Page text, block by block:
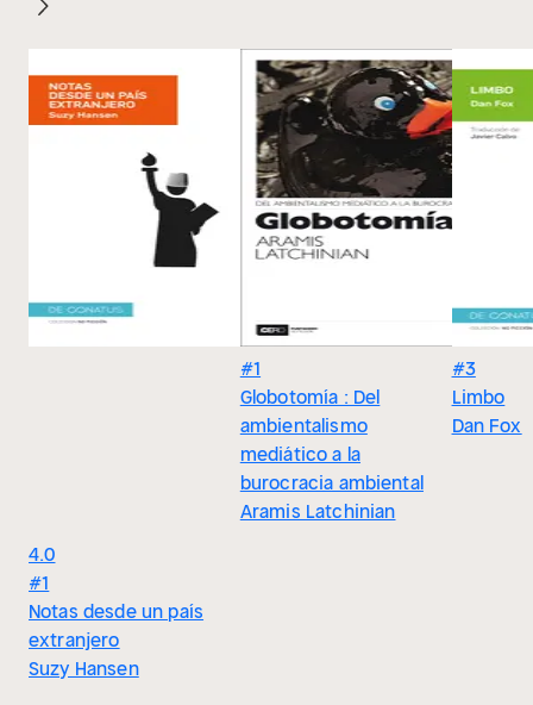
4.0
#1
Notas desde un país
extranjero
Suzy Hansen
#1
Globotomía : Del
ambientalismo
mediático a la
burocracia ambiental
Aramis Latchinian
#3
Limbo
Dan Fox